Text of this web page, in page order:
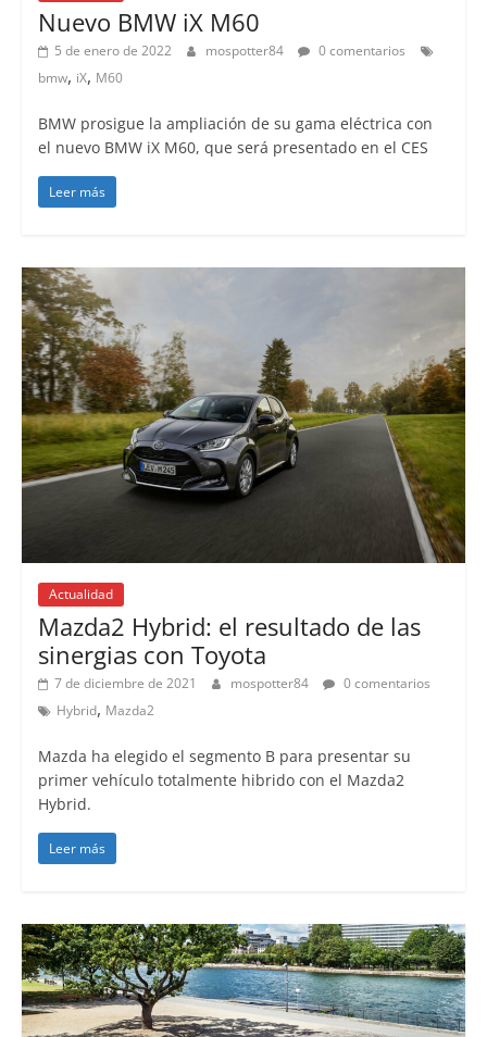
Nuevo BMW iX M60
5 de enero de 2022 mospotter84
0 comentarios
bmw, iX, M60
BMW prosigue la ampliación de su gama eléctrica con
el nuevo BMW iX M60, que será presentado en el CES
Leer más
Actualidad
Mazda2 Hybrid: el resultado de las
sinergias con Toyota
7 de diciembre de 2021 mospotter84
0 comentarios
Hybrid, Mazda2
Mazda ha elegido el segmento B para presentar su
primer vehículo totalmente hibrido con el Mazda2
Hybrid.
Leer más